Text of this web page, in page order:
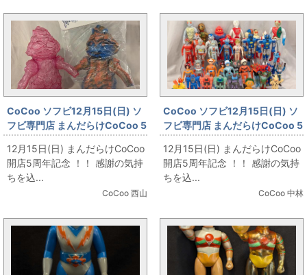
CoCoo ソフビ12月15日(日) ソ
フビ専門店 まんだらけCoCoo 5
周年記念 「BEMON 公害怪獣」
12月15日(日) まんだらけCoCoo
開店5周年記念 ！！ 感謝の気持
ちを込...
CoCoo 西山
CoCoo ソフビ12月15日(日) ソ
フビ専門店 まんだらけCoCoo 5
周年記念 「ビンテージ ヒーロー
ソフビ大集合！」
12月15日(日) まんだらけCoCoo
開店5周年記念 ！！ 感謝の気持
ちを込...
CoCoo 中林